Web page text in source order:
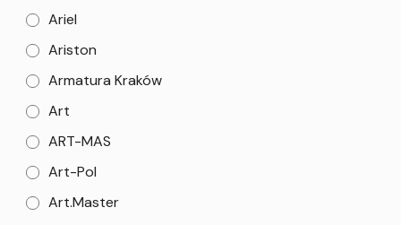
Ariel
Ariston
Armatura Kraków
Art
ART-MAS
Art-Pol
Art.Master